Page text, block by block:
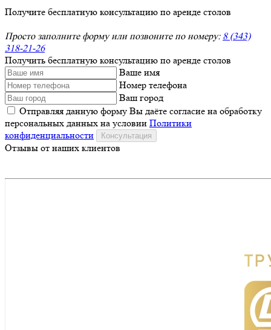
Получите бесплатную консультацию по аренде столов
Просто заполните форму или позвоните по номеру: 8 (343)
318-21-26
Получить бесплатную консультацию по аренде столов
Ваше имя
Номер телефона
Ваш город
Отправляя данную форму Вы даёте согласие на обработку
персональных данных на условии Политики
конфиденциальности
Консультация
Отзывы от наших клиентов